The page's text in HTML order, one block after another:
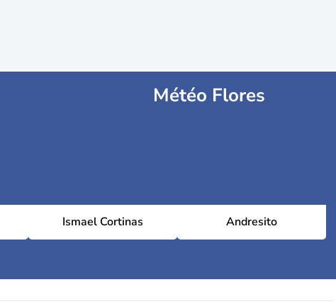
Météo Flores
Ismael Cortinas Andresito